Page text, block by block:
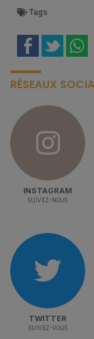
Tags
RÉSEAUX
INSTAGRAM
SUIVEZ-NOUS
TWITTER
SUIVEZ-VOUS